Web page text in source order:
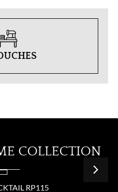
COLLECTION
RP115